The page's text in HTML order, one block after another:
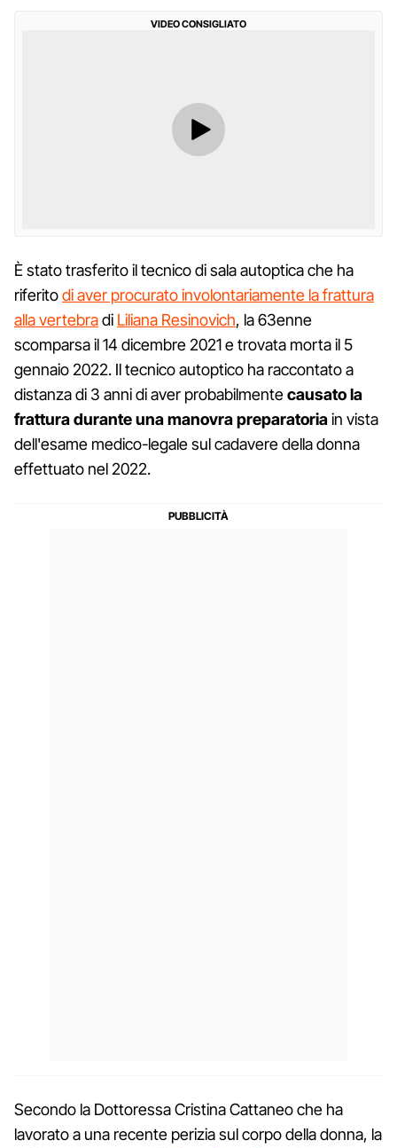
VIDEO CONSIGLIATO
È stato trasferito il tecnico di sala autoptica che ha
riferitodi aver procurato involontariamente la frattura
alla vertebradi Liliana Resinovich, la 63enne
scomparsa il 14 dicembre 2021 e trovata morta il 5
gennaio 2022. Il tecnico autoptico ha raccontato a
distanza di 3 anni di aver probabilmentecausato la
frattura durante una manovra preparatoriain vista
dell'esame medico-legale sul cadavere della donna
effettuato nel 2022.
Secondo la Dottoressa Cristina Cattaneo che ha
lavorato a una recente perizia sul corpo della donna, la